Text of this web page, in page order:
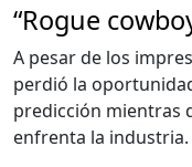
“Rogue
A pesar de los
perdió la
predic­ción mien­tras
enfrenta la indus­tria.